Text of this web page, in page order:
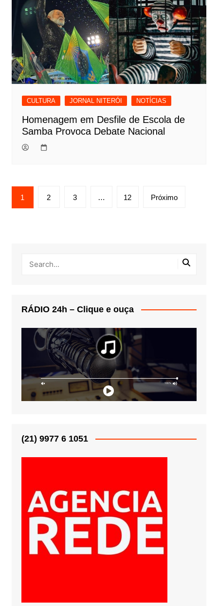
CULTURA JORNAL NITERÓI NOTÍCIAS
Homenagem em Desfile de Escola de
Samba Provoca Debate Nacional
Navegação
por
1 2 3 … 12 Próximo
RÁDIO 24h – Clique e ouça
(21) 9977 6 1051